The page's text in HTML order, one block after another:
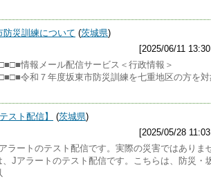
災訓練について (茨城県)
[2025/06/11
情報メール配信サービス＜行政情報＞
令和７年度坂東市防災訓練を七重地区の方を対
スト配信】 (茨城県)
[2025/05/28
ラートのテスト配信です。実際の災害ではありま
、Jアラートのテスト配信です。こちらは、防災・